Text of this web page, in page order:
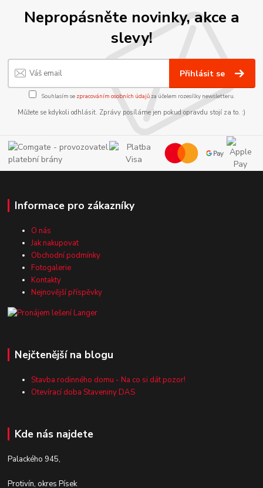
Nepropásněte novinky, akce a
slevy!
Přihlásit se
Souhlasím se zpracováním osobních údajůza účelem rozesílky newsletteru.
Můžete se kdykoli odhlásit. Zprávy posíláme jen pokud opravdu stojí za to. :)
Informace pro zákazníky
O nás
Jak nakupovat
Obchodní podmínky
Fotogalerie
Kontakty
Nejnovější příspěvky
Nejčtenější na blogu
Stavba rodinného domu - Na co si dát pozor!
Otevírací doba Staveniny DAS
Kde nás najdete
Palackého 945,
Protivín, okres Písek